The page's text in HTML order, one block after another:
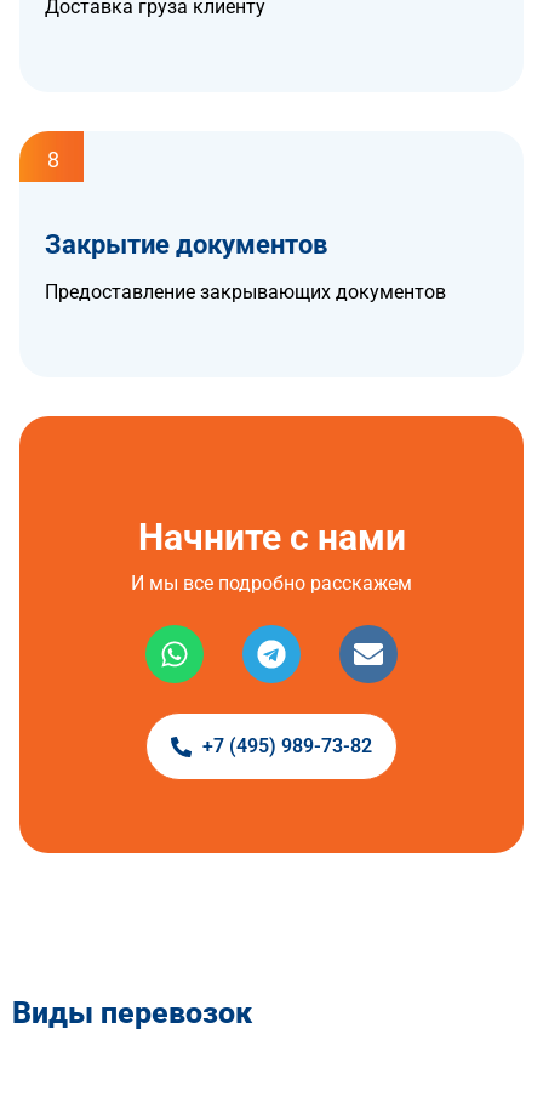
Доставка груза клиенту
8
Закрытие документов
Предоставление закрывающих документов
Начните с нами
И мы все подробно расскажем
+7 (495) 989-73-82
Виды перевозок